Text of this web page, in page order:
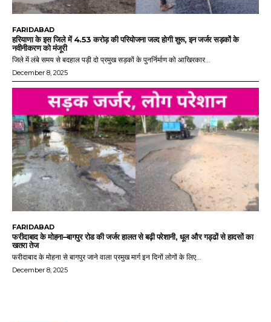
FARIDABAD
हरियाणा के इस जिले में 4.53 करोड़ की परियोजना जल्द होगी शुरू, इन जर्जर सड़कों के
नवीनीकरण को मंजूरी
जिले में लंबे समय से बदहाल पड़ी दो प्रमुख सड़कों के पुनर्निर्माण को आखिरकार...
December 8, 2025
FARIDABAD
फरीदाबाद के मोहना–बागपुर रोड की जर्जर हालत से बढ़ी परेशानी, धूल और गड्ढों से हादसों का
खतरा तेज
फरीदाबाद के मोहना से बागपुर जाने वाला प्रमुख मार्ग इन दिनों लोगों के लिए...
December 8, 2025